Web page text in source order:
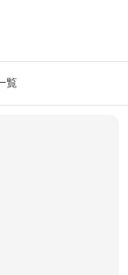
覧